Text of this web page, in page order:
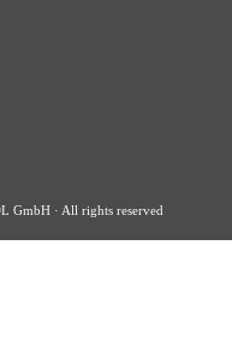
GmbH · All rights reserved